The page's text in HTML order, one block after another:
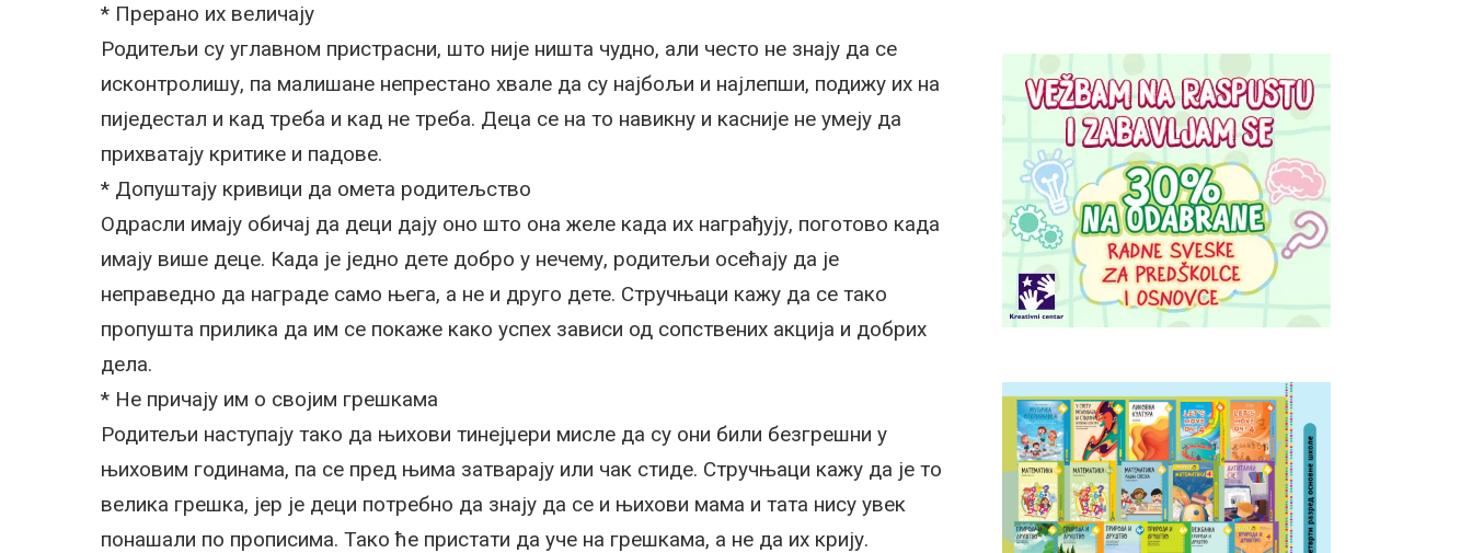
* Прерано их величају
Родитељи су углавном пристрасни, што није ништа чудно, али често не знају да се
исконтролишу, па малишане непрестано хвале да су најбољи и најлепши, подижу их на
пиједестал и кад треба и кад не треба. Деца се на то навикну и касније не умеју да
прихватају критике и падове.
* Допуштају кривици да омета родитељство
Одрасли имају обичај да деци дају оно што она желе када их награђују, поготово када
имају више деце. Када је једно дете добро у нечему, родитељи осећају да је
неправедно да награде само њега, а не и друго дете. Стручњаци кажу да се тако
пропушта прилика да им се покаже како успех зависи од сопствених акција и добрих
дела.
* Не причају им о својим грешкама
Родитељи наступају тако да њихови тинејџери мисле да су они били безгрешни у
њиховим годинама, па се пред њима затварају или чак стиде. Стручњаци кажу да је то
велика грешка, јер је деци потребно да знају да се и њихови мама и тата нису увек
понашали по прописима. Тако ће пристати да уче на грешкама, а не да их крију.